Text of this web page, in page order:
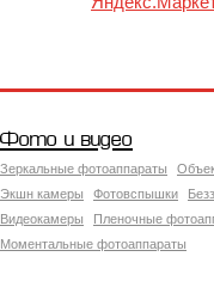
Фото и видео
Зеркальные фотоаппараты
Экшн камеры
Фотовспышки
Видеокамеры
Пленочные
Моментальные фотоаппараты